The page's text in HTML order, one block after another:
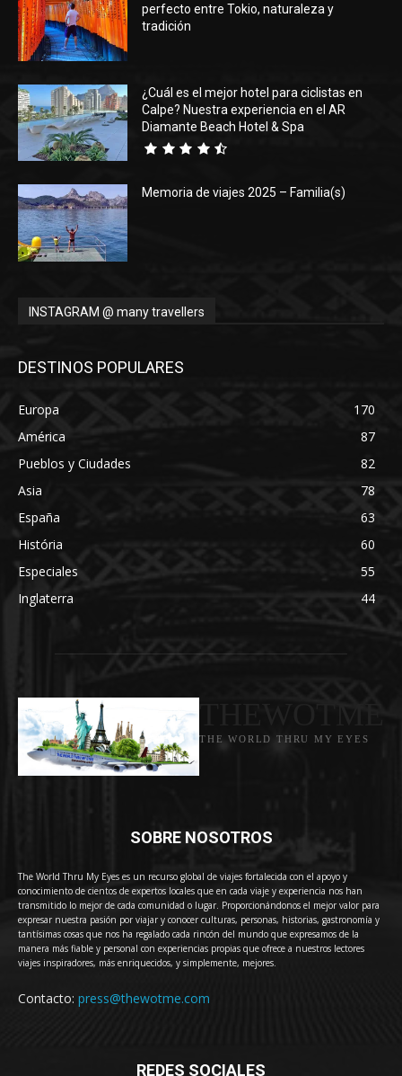
perfecto entre Tokio, naturaleza y
tradición
¿Cuál es el mejor hotel para ciclistas en
Calpe? Nuestra experiencia en el AR
Diamante Beach Hotel & Spa
Memoria de viajes 2025 – Familia(s)
INSTAGRAM @ many travellers
DESTINOS POPULARES
Europa
170
América
87
Pueblos y Ciudades
82
Asia
78
España
63
História
60
Especiales
55
Inglaterra
44
THE WORLD THRU MY EYES
SOBRE NOSOTROS
The World Thru My Eyes es un recurso global de viajes fortalecida con el apoyo y
conocimiento de cientos de expertos locales que en cada viaje y experiencia nos han
transmitido lo mejor de cada comunidad o lugar. Proporcionándonos el mejor valor para
expresar nuestra pasión por viajar y conocer culturas, personas, historias, gastronomía y
tantísimas cosas que nos ha regalado cada rincón del mundo que expresamos de la
manera más fiable y personal con experiencias propias que ofrece a nuestros lectores
viajes inspiradores, más enriquecidos, y simplemente, mejores.
Contacto: press@thewotme.com
REDES SOCIALES